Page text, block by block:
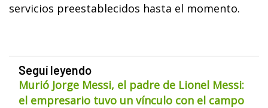
servicios preestablecidos hasta el momento.
Seguí leyendo
Murió Jorge Messi, el padre de Lionel Messi:
el empresario tuvo un vínculo con el campo